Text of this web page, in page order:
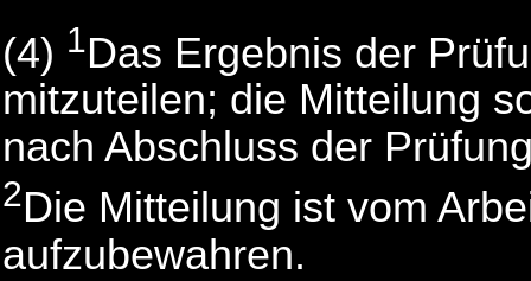
(4) 1Das Ergebnis der
mitzuteilen; die Mitteilung
nach Abschluss der
2Die Mitteilung ist vom
aufzubewahren.